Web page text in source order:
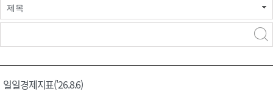
제목
일일경제지표('26.8.6)